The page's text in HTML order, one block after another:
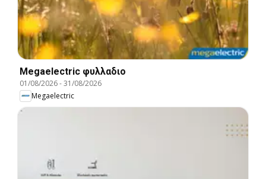
Megaelectric φυλλαδιο
01/08/2026-31/08/2026
Megaelectric